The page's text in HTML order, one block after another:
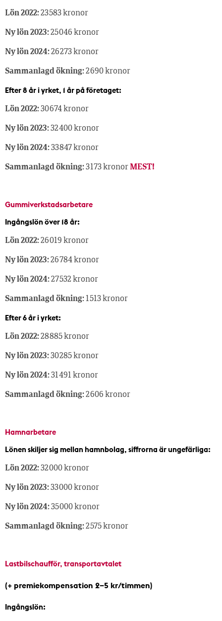
Lön 2022:23 583 kronor
Ny lön 2023:25 046 kronor
Ny lön 2024:26 273 kronor
Sammanlagd ökning:2 690 kronor
Efter 8 år i yrket, 1 år på företaget:
Lön 2022:30 674 kronor
Ny lön 2023:32 400 kronor
Ny lön 2024:33 847 kronor
Sammanlagd ökning:3 173 kronorMEST!
Gummiverkstadsarbetare
Ingångslön över 18 år:
Lön 2022:26 019 kronor
Ny lön 2023:26 784 kronor
Ny lön 2024:27 532 kronor
Sammanlagd ökning:1 513 kronor
Efter 6 år i yrket:
Lön 2022:28 885 kronor
Ny lön 2023:30 285 kronor
Ny lön 2024:31 491 kronor
Sammanlagd ökning:2 606 kronor
Hamnarbetare
Lönen skiljer sig mellan hamnbolag, siffrorna är ungefärliga:
Lön 2022:32 000 kronor
Ny lön 2023:33 000 kronor
Ny lön 2024:35 000 kronor
Sammanlagd ökning:2 575 kronor
Lastbilschaufför, transportavtalet
(+ premiekompensation 2–5 kr/timmen)
Ingångslön: